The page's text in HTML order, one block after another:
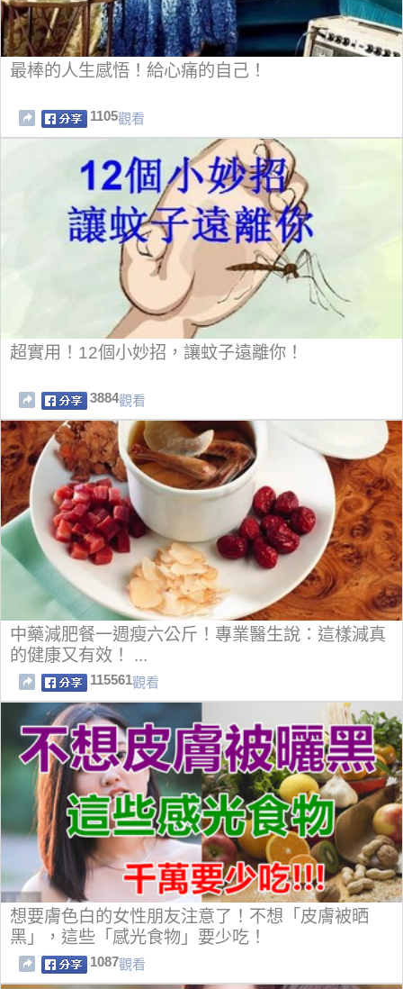
最棒的人生感悟！給心痛的自己！
1105觀看
超實用！12個小妙招，讓蚊子遠離你！
3884觀看
中藥減肥餐一週瘦六公斤！專業醫生說：這樣減真
的健康又有效！ ...
115561觀看
想要膚色白的女性朋友注意了！不想「皮膚被晒
黑」，這些「感光食物」要少吃！
1087觀看